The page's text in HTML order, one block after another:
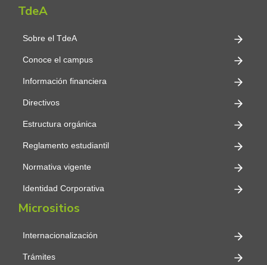
TdeA
Sobre el TdeA
Conoce el campus
Información financiera
Directivos
Estructura orgánica
Reglamento estudiantil
Normativa vigente
Identidad Corporativa
Micrositios
Internacionalización
Trámites